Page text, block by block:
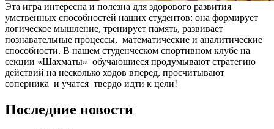
Эта игра интересна и полезна для здорового развития
умственных способностей наших студентов: она формирует
логическое мышление, тренирует память, развивает
познавательные процессы, математические и аналитические
способности. В нашем студенческом спортивном клубе на
секции «Шахматы» обучающиеся продумывают стратегию
действий на несколько ходов вперед, просчитывают
соперника и учатся твердо идти к цели!
Последние новости